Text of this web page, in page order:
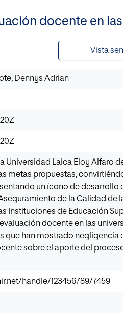
docente en
Vista
Dennys Adrian
Universidad Laica Eloy Alfaro
metas propuestas,
un ícono de desarrollo
de la Calidad de
Instituciones de Educación
docente en las
que han mostrado negligencia
sobre el aporte del
handle/123456789/7459